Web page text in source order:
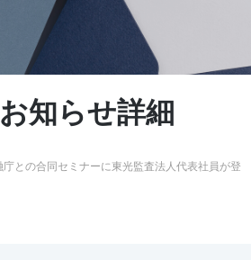
お知らせ詳細
との合同セミナーに東光監査法人代表社員が登